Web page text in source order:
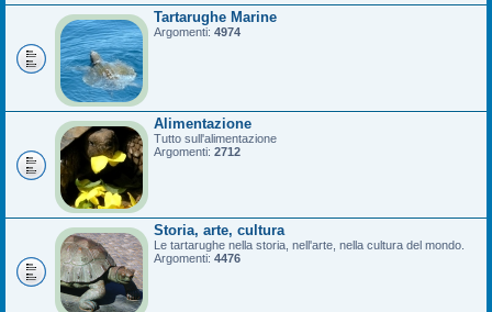
Tartarughe Marine
Argomenti: 4974
Alimentazione
Tutto sull'alimentazione
Argomenti: 2712
Storia, arte, cultura
Le tartarughe nella storia, nell'arte, nella cultura del mondo.
Argomenti: 4476